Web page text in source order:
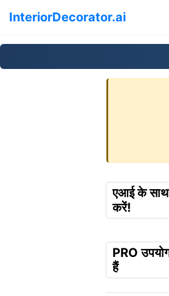
InteriorDecorator.ai
एआई के साथ
करें!
PRO
हैं